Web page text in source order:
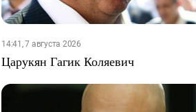
14:41, 7 августа 2026
Царукян Гагик Коляевич